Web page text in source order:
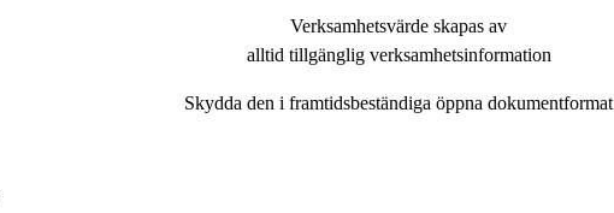
Verksamhetsvärde skapas av
alltid tillgänglig verksamhetsinformation
Skydda den i framtidsbeständiga öppna dokumentformat